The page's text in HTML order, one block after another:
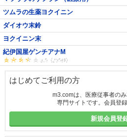
ツムラの生薬ヨクイニン
ダイオウ末鈴
ヨクイニン末
紀伊国屋ゲンチアナM
はじめてご利用の方
m3.comは、医療従事者の
専門サイトです。会員登録
新規会員登